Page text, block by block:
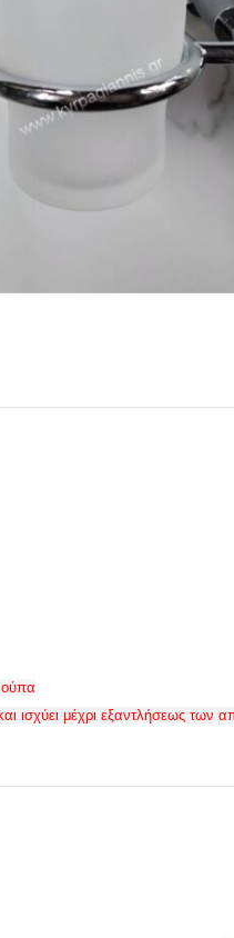
ούπα
ισχύει μέχρι εξαντλήσεως των